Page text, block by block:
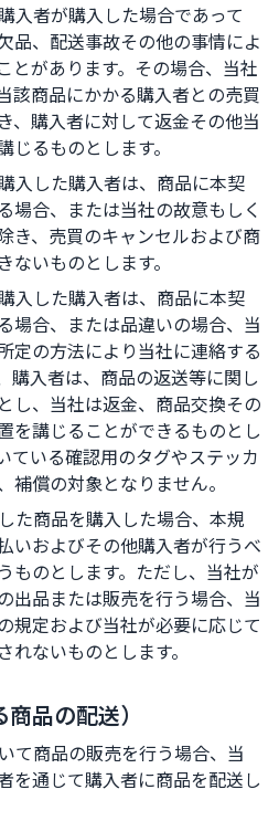
入者が購入した場合であって
品、配送事故その他の事情によ
とがあります。その場合、当社
該商品にかかる購入者との売買
、購入者に対して返金その他当
るものとします。
入した購入者は、商品に本契
場合、または当社の故意もしく
き、売買のキャンセルおよび商
いものとします。
入した購入者は、商品に本契
場合、または品違いの場合、当
定の方法により当社に連絡する
購入者は、商品の返送等に関し
し、当社は返金、商品交換その
を講じることができるものとし
ている確認用のタグやステッカ
補償の対象となりません。
た商品を購入した場合、本規
いおよびその他購入者が行うべ
ものとします。ただし、当社が
出品または販売を行う場合、当
規定および当社が必要に応じて
ないものとします。
品の配送）
て商品の販売を行う場合、当
を通じて購入者に商品を配送し